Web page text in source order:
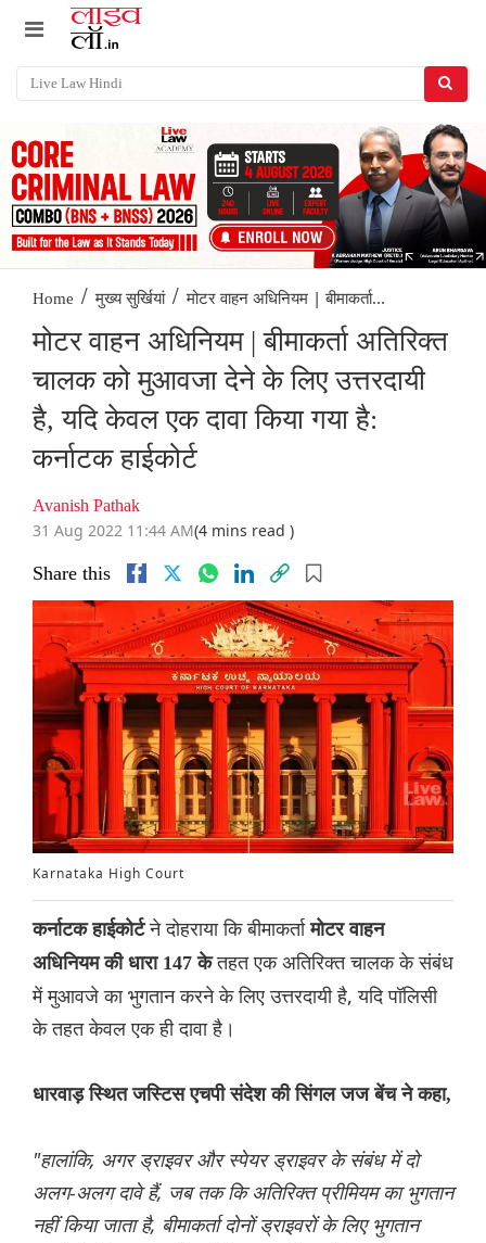
Home / मुख्य सुर्खियां / मोटर वाहन अधिनियम | बीमाकर्ता...
मोटर वाहन अधिनियम | बीमाकर्ता अतिरिक्त
चालक को मुआवजा देने के लिए उत्तरदायी
है, यदि केवल एक दावा किया गया है:
कर्नाटक हाईकोर्ट
Avanish Pathak
31 Aug 2022 11:44 AM(4 mins read )
Share this
Karnataka High Court
कर्नाटक हाईकोर्टने दोहराया कि बीमाकर्तामोटर वाहन
अधिनियम की धारा 147 केतहत एक अतिरिक्त चालक के संबंध
में मुआवजे का भुगतान करने के लिए उत्तरदायी है, यदि पॉलिसी
के तहत केवल एक ही दावा है।
धारवाड़ स्थित जस्टिस एचपी संदेश की सिंगल जज बेंच ने कहा,
"हालांकि, अगर ड्राइवर और स्पेयर ड्राइवर के संबंध में दो
अलग-अलग दावे हैं, जब तक कि अतिरिक्त प्रीमियम का भुगतान
नहीं किया जाता है, बीमाकर्ता दोनों ड्राइवरों के लिए भुगतान